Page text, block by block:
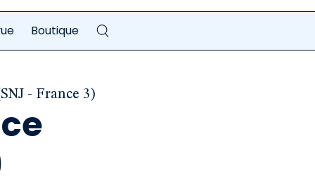
Boutique
- France 3)